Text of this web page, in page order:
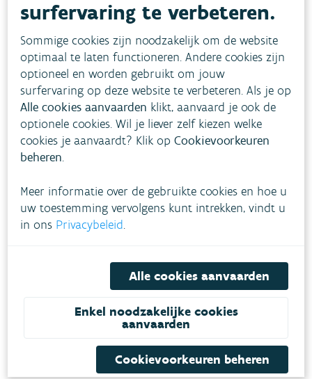
Vlaams minister van Omgeving en Landbouw Jo
mogelijk afvoeren de enige juiste piste was. De
toename van droogteperiodes en perioden met
klimaatverandering dwingen ons ertoe om
integraler te denken: Laat de natuur zelf haar
grillen wat opvangen. Dit hermeanderingsproject
is daar een mooi voorbeeld van. Meanders zorgen
ervoor dat water trager gaat stromen en er
minder schade ontstaat in woongebieden
surfervaring te verbeteren.
Sommige cookies zijn noodzakelijk om de website
optimaal te laten functioneren. Andere cookies zijn
optioneel en worden gebruikt om jouw
surfervaring op deze website te verbeteren. Als je op
Alle cookies aanvaarden klikt, aanvaard je ook de
optionele cookies. Wil je liever zelf kiezen welke
cookies je aanvaardt? Klik opCookievoorkeuren
beheren.
Meer informatie over de gebruikte cookies en hoe u
uw toestemming vervolgens kunt intrekken, vindt u
in ons Privacybeleid.
Alle cookies aanvaarden
Enkel noodzakelijke cookies
aanvaarden
Cookievoorkeuren beheren